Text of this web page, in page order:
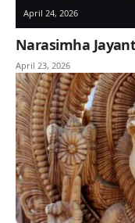
April 24, 2026
Narasimha
April 23, 2026